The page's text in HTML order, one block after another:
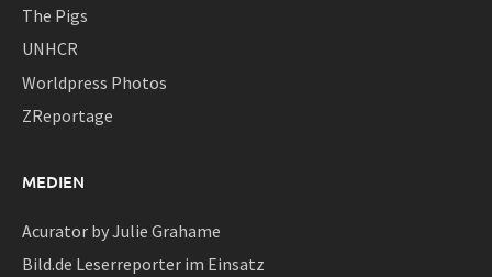
The Pigs
UNHCR
Worldpress Photos
ZReportage
MEDIEN
Acurator by Julie Grahame
Bild.de Leserreporter im Einsatz